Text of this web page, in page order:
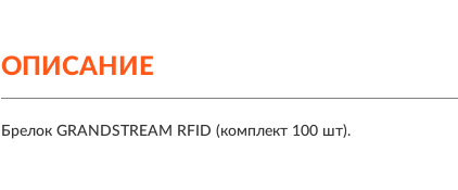
ОПИСАНИЕ
Брелок GRANDSTREAM RFID (комплект 100 шт).